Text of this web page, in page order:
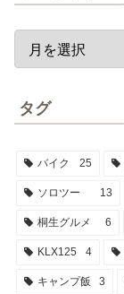
タグ
バイク 25
ソロツー 13
桐生グルメ 6
KLX125 4
キャンプ飯 3